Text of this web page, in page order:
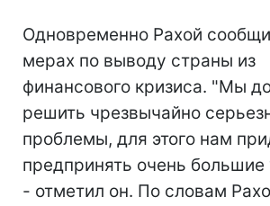
Одновременно Рахой
мерах по выводу страны из
финансового кризиса. "Мы
решить чрезвычайно
проблемы, для этого нам
предпринять очень большие
- отметил он. По словам